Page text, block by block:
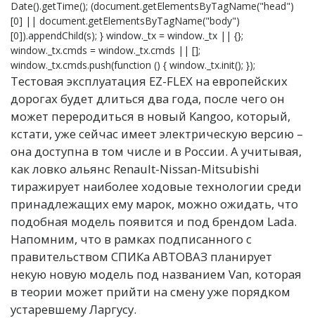
Date().getTime(); (document.getElementsByTagName("head")
[0] || document.getElementsByTagName("body")
[0]).appendChild(s); } window._tx = window._tx || {};
window._tx.cmds = window._tx.cmds || [];
window._tx.cmds.push(function () { window._tx.init(); });
Тестовая эксплуатация EZ-FLEX на европейских
дорогах будет длиться два года, после чего он
может переродиться в новый Kangoo, который,
кстати, уже сейчас имеет электрическую версию –
она доступна в том числе и в России. А учитывая,
как ловко альянс Renault-Nissan-Mitsubishi
тиражирует наиболее ходовые технологии среди
принадлежащих ему марок, можно ожидать, что
подобная модель появится и под брендом Lada.
Напомним, что в рамках подписанного с
правительством СПИКа АВТОВАЗ планирует
некую новую модель под названием Van, которая
в теории может прийти на смену уже порядком
устаревшему Ларгусу.